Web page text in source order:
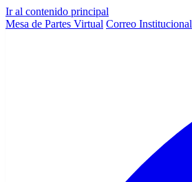
Ir al contenido principal
Mesa de Partes Virtual Correo Institucional